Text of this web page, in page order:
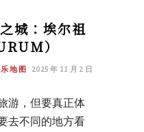
城：埃尔祖
）
地图 2025 年 11 月 2 日
游，但要真正体
去不同的地方看